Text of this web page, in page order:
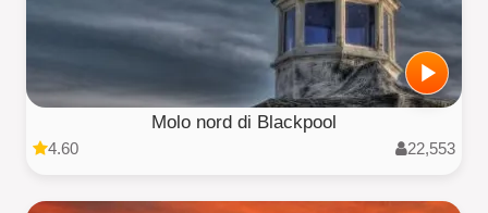
Molo nord di Blackpool
4.60 22,553